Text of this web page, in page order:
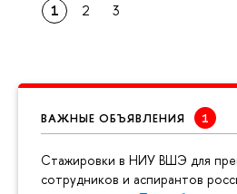
ВАЖНЫЕ ОБЪЯВЛЕНИЯ
Cтажировки в НИУ ВШЭ для
сотрудников и аспирантов
1 2 3